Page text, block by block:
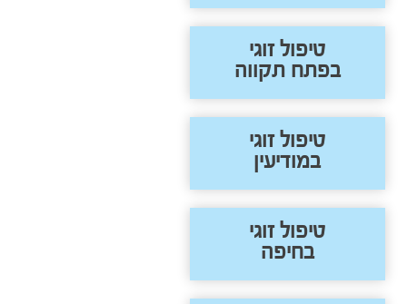
טיפול זוגי
בפתח תקווה
טיפול זוגי
במודיעין
טיפול זוגי
בחיפה